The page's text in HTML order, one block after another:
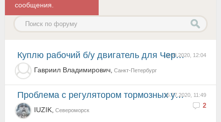
сообщения.
19.08.2020, 12:04
Куплю рабочий б/у двигатель для Чери А13 Bonus
Гавриил Владимирович, Санкт-Петербург
16.07.2020, 11:49
2
проблема с регулятором тормозных усилий (a13-3510610)
IUZIK, Североморск